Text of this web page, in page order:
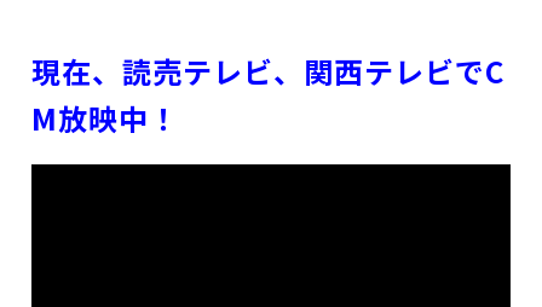
現在、読売テレビ、関西テレビでC
M放映中！